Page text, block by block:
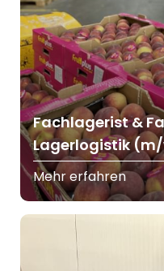
Fachlagerist &
Lagerlogistik
Mehr erfahren